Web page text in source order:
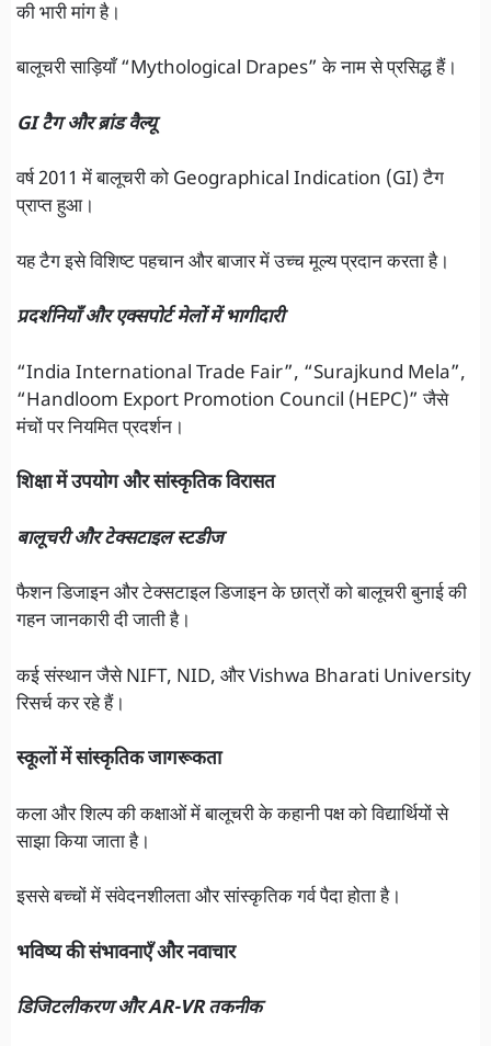
की भारी मांग है।
बालूचरी साड़ियाँ “Mythological Drapes” के नाम से प्रसिद्ध हैं।
GI टैग और ब्रांड वैल्यू
वर्ष 2011 में बालूचरी को Geographical Indication (GI) टैग
प्राप्त हुआ।
यह टैग इसे विशिष्ट पहचान और बाजार में उच्च मूल्य प्रदान करता है।
प्रदर्शनियाँ और एक्सपोर्ट मेलों में भागीदारी
“India International Trade Fair”, “Surajkund Mela”,
“Handloom Export Promotion Council (HEPC)” जैसे
मंचों पर नियमित प्रदर्शन।
शिक्षा में उपयोग और सांस्कृतिक विरासत
बालूचरी और टेक्सटाइल स्टडीज
फैशन डिजाइन और टेक्सटाइल डिजाइन के छात्रों को बालूचरी बुनाई की
गहन जानकारी दी जाती है।
कई संस्थान जैसे NIFT, NID, और Vishwa Bharati University
रिसर्च कर रहे हैं।
स्कूलों में सांस्कृतिक जागरूकता
कला और शिल्प की कक्षाओं में बालूचरी के कहानी पक्ष को विद्यार्थियों से
साझा किया जाता है।
इससे बच्चों में संवेदनशीलता और सांस्कृतिक गर्व पैदा होता है।
भविष्य की संभावनाएँ और नवाचार
डिजिटलीकरण और AR-VR तकनीक